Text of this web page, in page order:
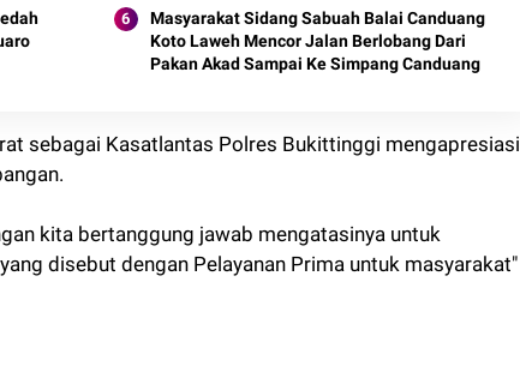
Masyarakat Sidang Sabuah Balai Canduang
Koto Laweh Mencor Jalan Berlobang Dari
Pakan Akad Sampai Ke Simpang Canduang
sebagai Kasatlantas Polres Bukittinggi mengapresiasi
kita bertanggung jawab mengatasinya untuk
disebut dengan Pelayanan Prima untuk masyarakat"